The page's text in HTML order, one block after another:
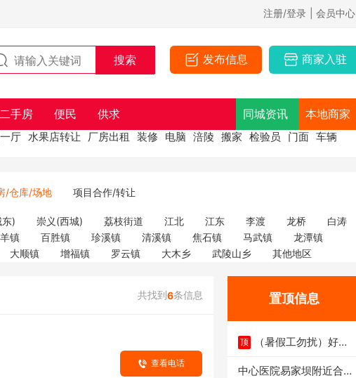
注册/登录 | 会员中心
发布信息 商家入驻
二手房 便民 供求 同城资讯 本地商家
厅 水果店转让 厂房出租 装修 电脑 涪陵 搬家 检验员 门面 车辆
/仓库/场地 项目合作/转让
) 崇义(西城) 荔枝街道 江北 江东 李渡 龙桥
白涛
镇 百胜镇 珍溪镇 清溪镇 焦石镇 马武镇
龙潭镇
大顺镇 增福镇 罗云镇 大木乡 武陵山乡 其他地区
共找到6条信息
查看电话
置顶信息
顶
（暑假工勿扰）好想
中心医院易家坝附近合租